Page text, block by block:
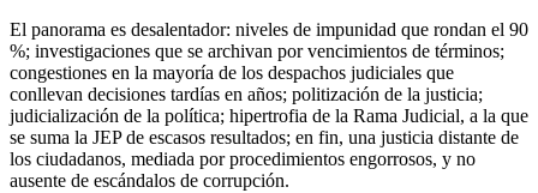
El panorama es desalentador: niveles de impunidad que rondan el 90
%; investigaciones que se archivan por vencimientos de términos;
congestiones en la mayoría de los despachos judiciales que
conllevan decisiones tardías en años; politización de la justicia;
judicialización de la política; hipertrofia de la Rama Judicial, a la que
se suma la JEP de escasos resultados; en fin, una justicia distante de
los ciudadanos, mediada por procedimientos engorrosos, y no
ausente de escándalos de corrupción.